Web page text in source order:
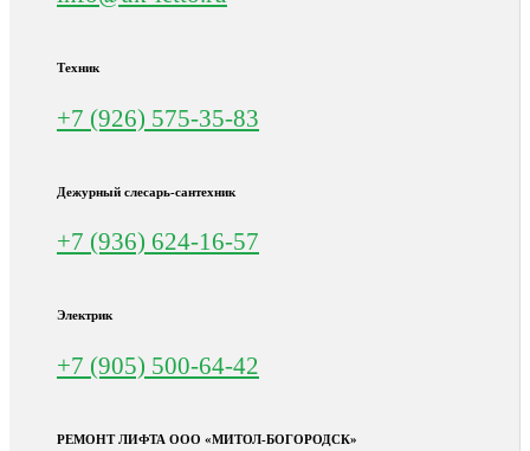
Техник
+7 (926) 575-35-83
Дежурный слесарь-сантехник
+7 (936) 624-16-57
Электрик
+7 (905) 500-64-42
РЕМОНТ ЛИФТА ООО «МИТОЛ-БОГОРОДСК»